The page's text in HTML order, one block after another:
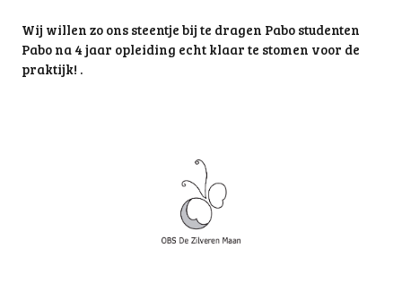
Wij willen zo ons steentje bij te dragen Pabo studenten
Pabo na 4 jaar opleiding echt klaar te stomen voor de
praktijk! .